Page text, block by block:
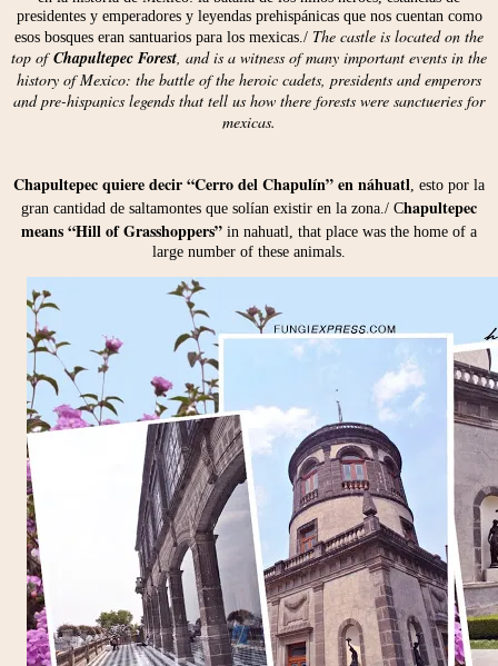
presidentes y emperadores y leyendas prehispánicas que nos cuentan como
esos bosques eran santuarios para los mexicas./ The castle is located on the
top ofChapultepec Forest, and is a witness of many important events in the
history of Mexico: the battle of the heroic cadets, presidents and emperors
and pre-hispanics legends that tell us how there forests were sanctueries for
mexicas.
Chapultepec quiere decir “Cerro del Chapulín” en náhuatl, esto por la
gran cantidad de saltamontes que solían existir en la zona./ Chapultepec
means “Hill of Grasshoppers” in nahuatl, that place was the home of a
large number of these animals.